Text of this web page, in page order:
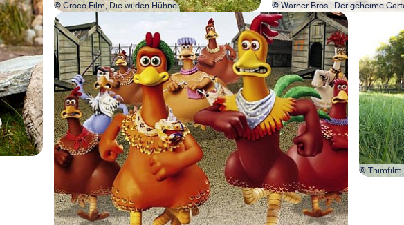
© Croco Film, Die wilden Hühner © Warner Bros., Der geheime
Bild in Lightbox öffnen Bild in
©